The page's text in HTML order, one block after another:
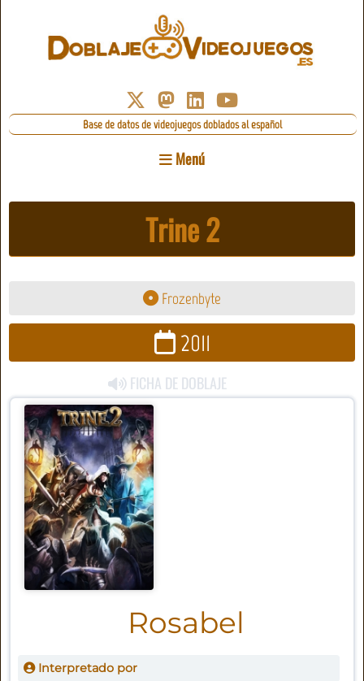
Base de datos de videojuegos doblados al español
Menú
Trine 2
Frozenbyte
2011
FICHA DE DOBLAJE
Rosabel
Interpretado por